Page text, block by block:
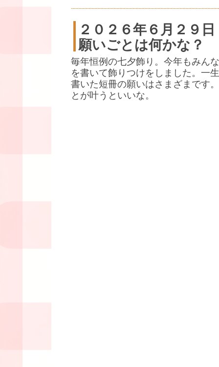
２０２６年６月２９日
願いごとは何かな？
毎年恒例の七夕飾り。今年もみん
を書いて飾りつけをしました。一
書いた短冊の願いはさまざまです
とが叶うといいな。